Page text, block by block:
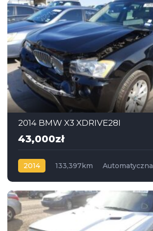
2014 BMW X3 XDRIVE28I
43,000zł
2014 133,397km
Automatyczna